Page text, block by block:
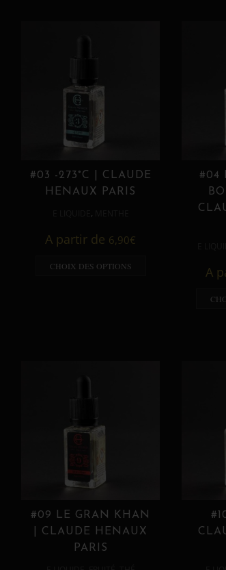
#03 -273°C | CLAUDE
HENAUX PARIS
,
A partir de 6,90€
CHOIX DES OPTIONS
#04
A
#09 LE GRAN KHAN
| CLAUDE HENAUX
PARIS